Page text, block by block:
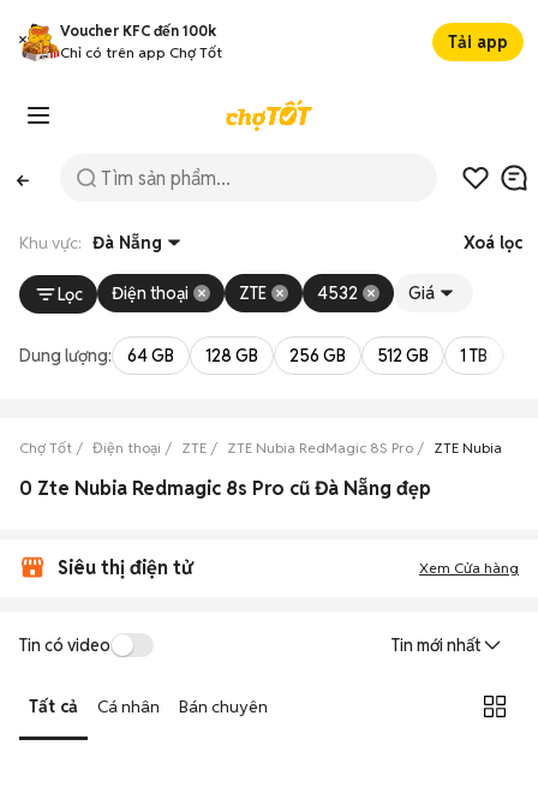
Voucher KFC đến 100k
Chỉ có trên app Chợ Tốt
Tải app
Khu vực: Đà Nẵng Xoá lọc
Lọc Điện thoại ZTE 4532 Giá
Dung lượng: 64 GB 128 GB 256 GB 512 GB 1 TB
Chợ Tốt Điện thoại ZTE ZTE Nubia RedMagic 8S Pro ZTE Nubia
0 Zte Nubia Redmagic 8s Pro cũ Đà Nẵng đẹp
Siêu thị điện tử Xem Cửa hàng
Tin có video Tin mới nhất
Tất cả Cá nhân Bán chuyên